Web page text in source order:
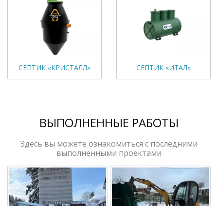
СЕПТИК «КРИСТАЛЛ» СЕПТИК «ИТАЛ»
ВЫПОЛНЕННЫЕ РАБОТЫ
Здесь вы можете ознакомиться с последними
выполненными проектами